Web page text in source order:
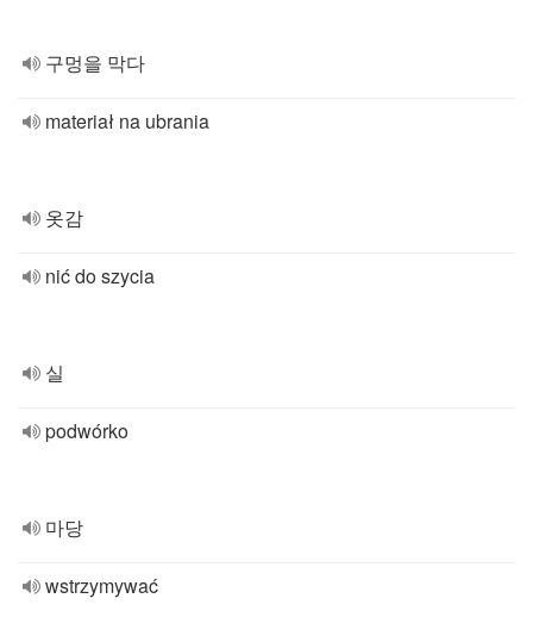
구멍을 막다
materiał na ubrania
옷감
nić do szycia
실
podwórko
마당
wstrzymywać